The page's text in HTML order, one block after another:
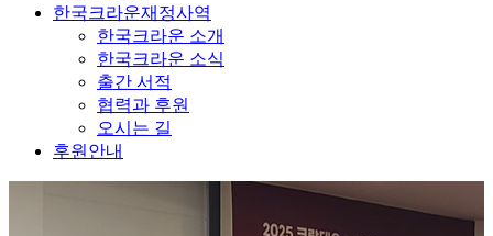
한국크라운재정사역
한국크라운 소개
한국크라운 소식
출간 서적
협력과 후원
오시는 길
후원안내